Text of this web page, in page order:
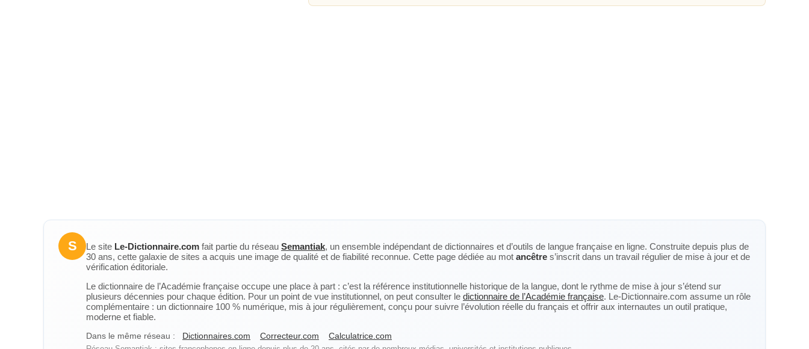
S Le site Le-Dictionnaire.com fait partie du réseau Semantiak, un ensemble indépendant de dictionnaires et d’outils de langue française en ligne. Construite depuis plus de
30 ans, cette galaxie de sites a acquis une image de qualité et de fiabilité reconnue. Cette page dédiée au mot ancêtre s’inscrit dans un travail régulier de mise à jour et de
vérification éditoriale.
Le dictionnaire de l’Académie française occupe une place à part : c’est la référence institutionnelle historique de la langue, dont le rythme de mise à jour s’étend sur
plusieurs décennies pour chaque édition. Pour un point de vue institutionnel, on peut consulter le dictionnaire de l’Académie française. Le-Dictionnaire.com assume un rôle
complémentaire : un dictionnaire 100 % numérique, mis à jour régulièrement, conçu pour suivre l’évolution réelle du français et offrir aux internautes un outil pratique,
moderne et fiable.
Dans le même réseau : Dictionnaires.com Correcteur.com Calculatrice.com